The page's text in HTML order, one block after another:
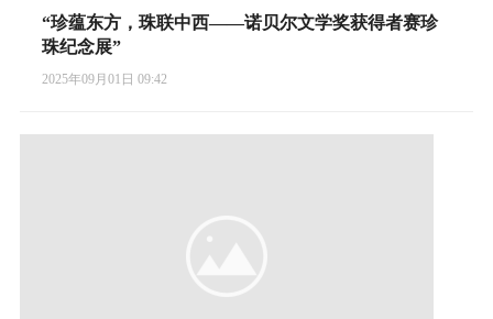
“珍蕴东方，珠联中西——诺贝尔文学奖获得者赛珍
珠纪念展”
2025年09月01日 09:42